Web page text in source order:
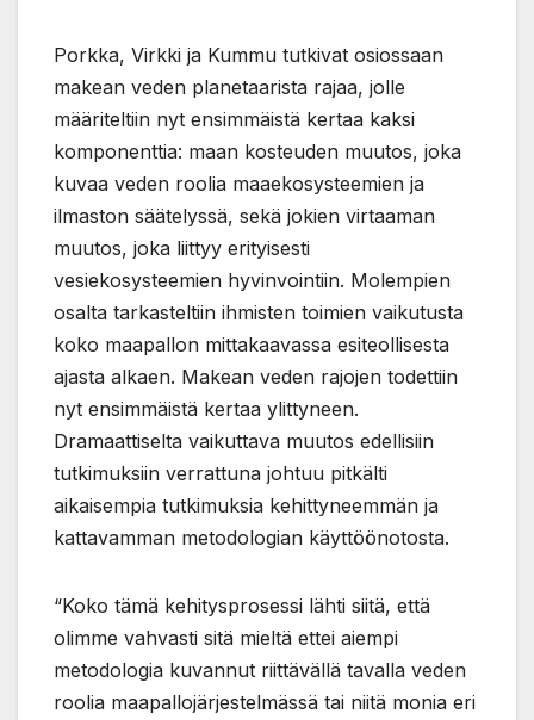
Porkka, Virkki ja Kummu tutkivat osiossaan
makean veden planetaarista rajaa, jolle
määriteltiin nyt ensimmäistä kertaa kaksi
komponenttia: maan kosteuden muutos, joka
kuvaa veden roolia maaekosysteemien ja
ilmaston säätelyssä, sekä jokien virtaaman
muutos, joka liittyy erityisesti
vesiekosysteemien hyvinvointiin. Molempien
osalta tarkasteltiin ihmisten toimien vaikutusta
koko maapallon mittakaavassa esiteollisesta
ajasta alkaen. Makean veden rajojen todettiin
nyt ensimmäistä kertaa ylittyneen.
Dramaattiselta vaikuttava muutos edellisiin
tutkimuksiin verrattuna johtuu pitkälti
aikaisempia tutkimuksia kehittyneemmän ja
kattavamman metodologian käyttöönotosta.
“Koko tämä kehitysprosessi lähti siitä, että
olimme vahvasti sitä mieltä ettei aiempi
metodologia kuvannut riittävällä tavalla veden
roolia maapallojärjestelmässä tai niitä monia eri